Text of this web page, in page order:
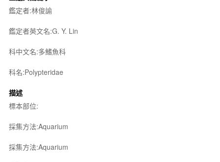
鑑定者:林俊諭
鑑定者英文名:G. Y. Lin
科中文名:多鰭魚科
科名:Polypteridae
描述
標本部位:
採集方法:Aquarium
採集方法:Aquarium